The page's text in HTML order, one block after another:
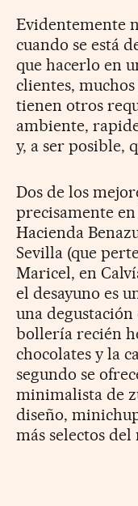
Evidentemente
cuando se está
que hacerlo en
clientes,
tienen otros
ambiente,
y, a ser posible,
Dos de los
precisamente
Hacienda
Sevilla (que
Maricel, en
el desayuno es
una degustación
bollería recién
chocolates y la
segundo se
minimalista de
diseño,
más selectos